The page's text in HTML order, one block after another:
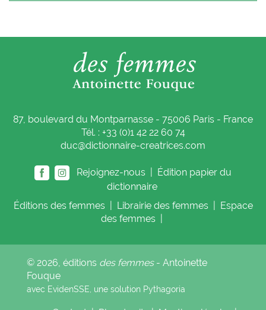
87, boulevard du Montparnasse - 75006 Paris - France
Tél. : +33 (0)1 42 22 60 74
duc@dictionnaire-creatrices.com
Rejoignez-nous |
Édition papier du
dictionnaire
Éditions des femmes Librairie des femmes
Espace
des femmes
© 2026, éditions des femmes- Antoinette
Fouque
avec EvidenSSE, une solution Pythagoria